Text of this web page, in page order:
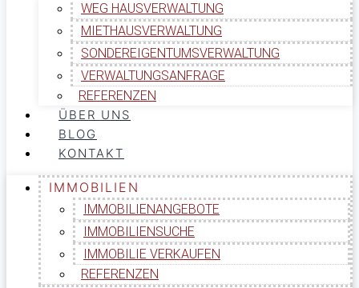
WEG HAUSVERWALTUNG
MIETHAUSVERWALTUNG
SONDEREIGENTUMSVERWALTUNG
VERWALTUNGSANFRAGE
REFERENZEN
ÜBER UNS
BLOG
KONTAKT
IMMOBILIEN
IMMOBILIENANGEBOTE
IMMOBILIENSUCHE
IMMOBILIE VERKAUFEN
REFERENZEN